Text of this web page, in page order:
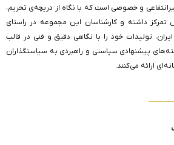
و خصوصی است که با نگاه از دریچه‌ی تحریم،
تمرکز داشته و کارشناسان این مجموعه در راستای
تولیدات خود را با نگاهی دقیق و فنی در قالب
پیشنهادی سیاستی و راهبردی به سیاستگذاران
ارائه می‌کنند.